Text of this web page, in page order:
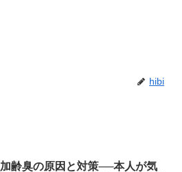
hibi
加齢臭の原因と対策──本人が気